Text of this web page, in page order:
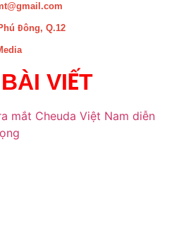
Đông, Q.12
VIẾT